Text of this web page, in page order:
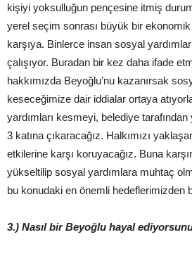
kişiyi yoksulluğun pençesine itmiş
yerel seçim sonrası büyük bir
karşıya. Binlerce insan sosyal
çalışıyor. Buradan bir kez daha ifade
hakkımızda Beyoğlu’nu kazanırsak
keseceğimize dair iddialar ortaya
yardımları kesmeyi, belediye tarafından
3 katına çıkaracağız. Halkımızı
etkilerine karşı koruyacağız. Buna
yükseltilip sosyal yardımlara muhtaç
bu konudaki en önemli hedeflerimizden
3.) Nasıl bir Beyoğlu hayal